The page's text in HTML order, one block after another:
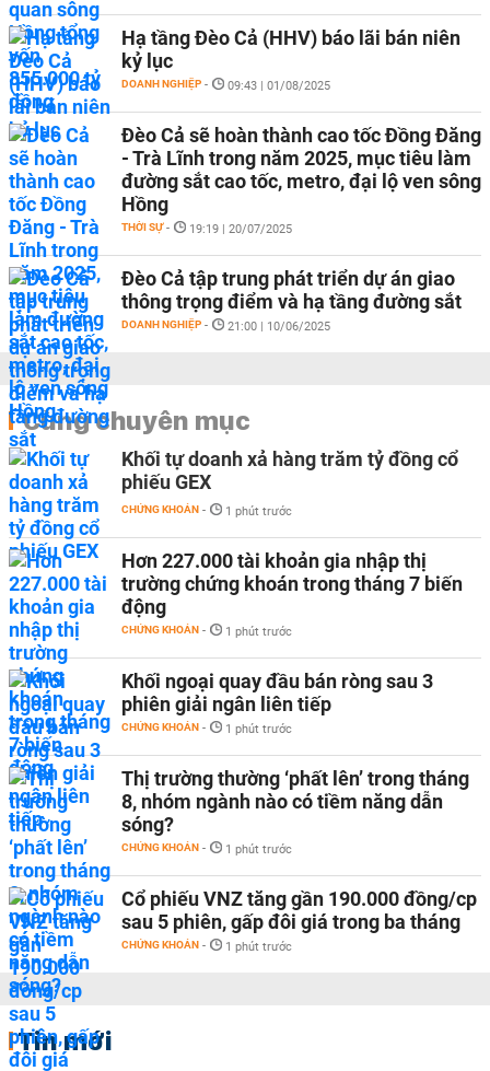
Hạ tầng Đèo Cả (HHV) báo lãi bán niên
kỷ lục
DOANH NGHIỆP - 09:43 | 01/08/2025
Đèo Cả sẽ hoàn thành cao tốc Đồng Đăng
- Trà Lĩnh trong năm 2025, mục tiêu làm
đường sắt cao tốc, metro, đại lộ ven sông
Hồng
THỜI SỰ - 19:19 | 20/07/2025
Đèo Cả tập trung phát triển dự án giao
thông trọng điểm và hạ tầng đường sắt
DOANH NGHIỆP - 21:00 | 10/06/2025
Cùng chuyên mục
Khối tự doanh xả hàng trăm tỷ đồng cổ
phiếu GEX
CHỨNG KHOÁN - 1 phút trước
Hơn 227.000 tài khoản gia nhập thị
trường chứng khoán trong tháng 7 biến
động
CHỨNG KHOÁN - 1 phút trước
Khối ngoại quay đầu bán ròng sau 3
phiên giải ngân liên tiếp
CHỨNG KHOÁN - 1 phút trước
Thị trường thường ‘phất lên’ trong tháng
8, nhóm ngành nào có tiềm năng dẫn
sóng?
CHỨNG KHOÁN - 1 phút trước
Cổ phiếu VNZ tăng gần 190.000 đồng/cp
sau 5 phiên, gấp đôi giá trong ba tháng
CHỨNG KHOÁN - 1 phút trước
Tin mới